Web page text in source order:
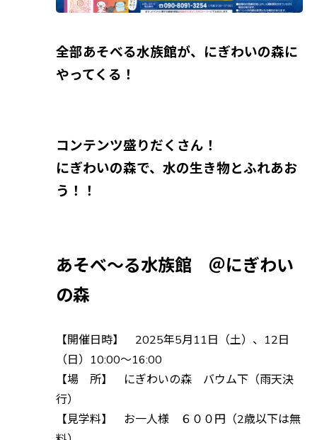
全部あそべる水族館が、にぎわいの森に
やってくる！
コンテンツ盛りだくさん！
にぎわいの森で、水の生き物とふれあお
う！！
あそべ～る水族館 ＠にぎわい
の森
【開催日時】 2025年5月11日（土）、12日
（日）10:00～16:00
【場 所】 にぎわいの森 バウム下（雨天決
行）
【見学料】 お一人様 ６００円（2歳以下は無